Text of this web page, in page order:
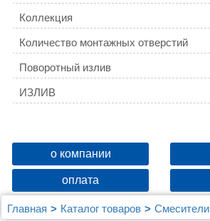
Коллекция
Количество монтажных отверстий
Поворотный излив
ИЗЛИВ
о компании
оплата
Главная Каталог товаров
Смесители